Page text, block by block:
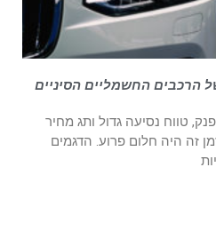
הרכבים החשמליים הסיניים
טווח נסיעה גדול ותג מחיר
זה היה חלום פרוע. הדגמים